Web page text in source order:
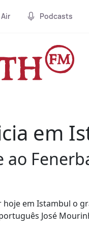
Podcasts
em
hoje em Istambul o
José